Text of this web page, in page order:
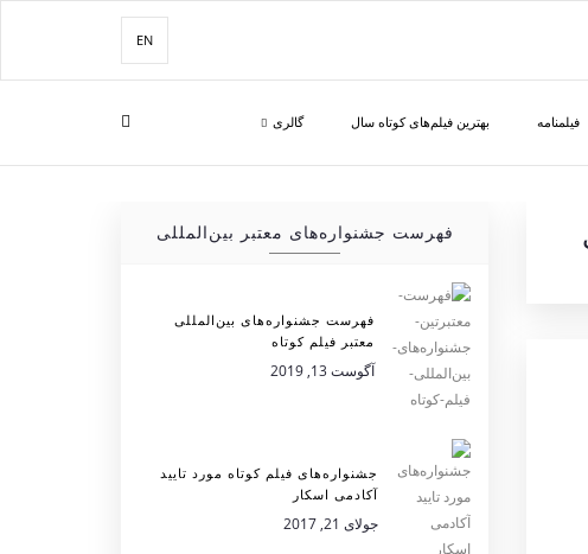
EN
فیلمنامه بهترین فیلم‌های کوتاه سال گالری
فهرست جشنواره‌های معتبر بین‌المللی
فهرست جشنواره‌های بین‌المللی
معتبر فیلم کوتاه
آگوست 13, 2019
جشنواره‌های فیلم کوتاه مورد تایید
آکادمی اسکار
جولای 21, 2017